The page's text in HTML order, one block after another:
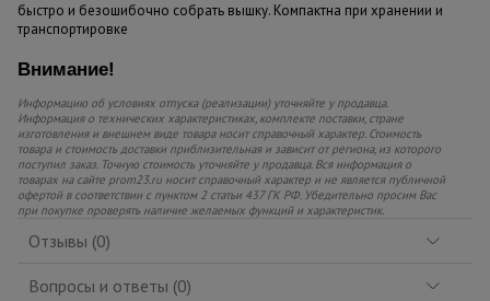
быстро и безошибочно собрать вышку. Компактна при хранении и
транспортировке
Внимание!
Информацию об условиях отпуска (реализации) уточняйте у продавца.
Информация о технических характеристиках, комплекте поставки, стране
изготовления и внешнем виде товара носит справочный характер. Стоимость
товара и стоимость доставки приблизительная и зависит от региона, из которого
поступил заказ. Точную стоимость уточняйте у продавца. Вся информация о
товарах на сайте prom23.ru носит справочный характер и не является публичной
офертой в соответствии с пунктом 2 статьи 437 ГК РФ. Убедительно просим Вас
при покупке проверять наличие желаемых функций и характеристик.
Отзывы (0)
Вопросы и ответы (0)